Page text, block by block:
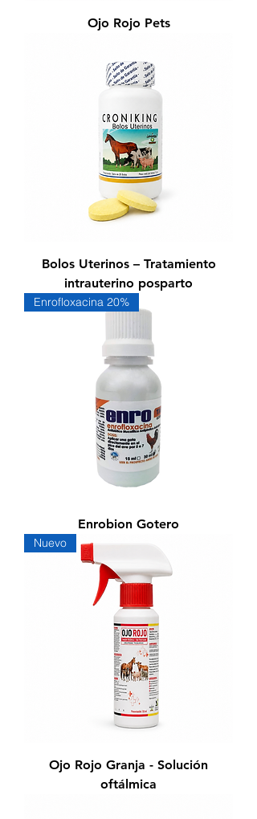
Ojo Rojo Pets
Bolos Uterinos – Tratamiento
intrauterino posparto
Enrofloxacina 20%
Enrobion Gotero
Nuevo
Ojo Rojo Granja - Solución
oftálmica